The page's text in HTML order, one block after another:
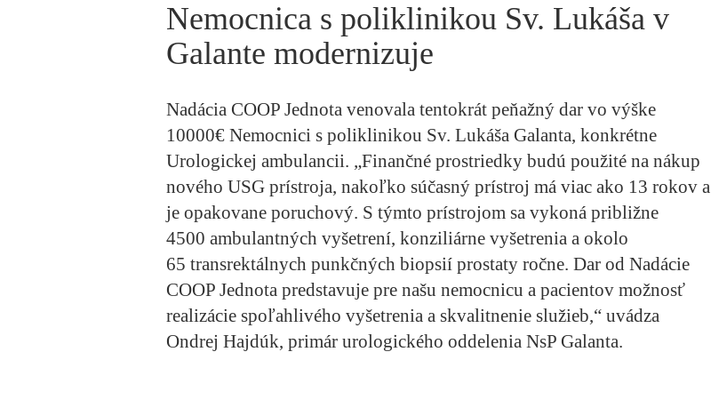
Nemocnica s poliklinikou Sv. Lukáša v
Galante modernizuje
Nadácia COOP Jednota venovala tentokrát peňažný dar vo výške
10000€ Nemocnici s poliklinikou Sv. Lukáša Galanta, konkrétne
Urologickej ambulancii. „Finančné prostriedky budú použité na nákup
nového USG prístroja, nakoľko súčasný prístroj má viac ako 13 rokov a
je opakovane poruchový. S týmto prístrojom sa vykoná približne
4500 ambulantných vyšetrení, konziliárne vyšetrenia a okolo
65 transrektálnych punkčných biopsií prostaty ročne. Dar od Nadácie
COOP Jednota predstavuje pre našu nemocnicu a pacientov možnosť
realizácie spoľahlivého vyšetrenia a skvalitnenie služieb,“ uvádza
Ondrej Hajdúk, primár urologického oddelenia NsP Galanta.